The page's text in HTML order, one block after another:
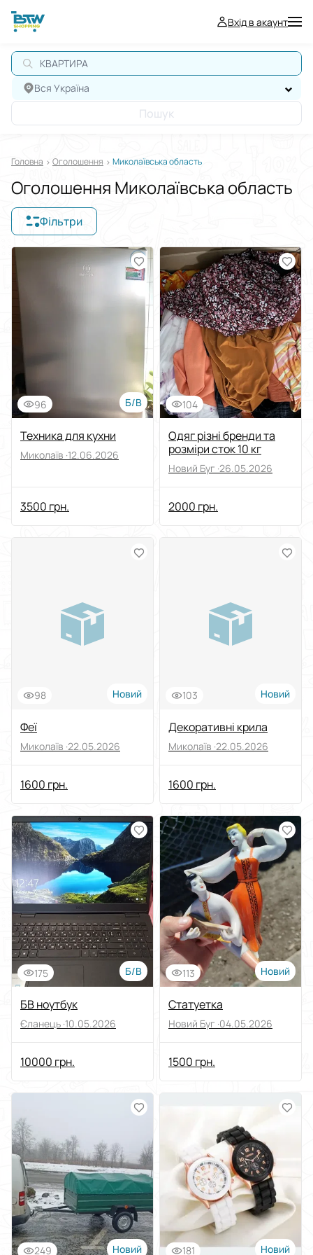
Вхід в акаунт
Вся Україна
Пошук
Головна Оголошення Миколаївська область
Оголошення Миколаївська область
Фільтри
Відображати в $€₴
Від До
Стан
Застосувати
Скинути все
96 Б/В
Техника для кухни
Миколаїв ·12.06.2026
3500 грн.
104
Одяг різні бренди та
розміри сток 10 кг
Новий Буг ·26.05.2026
2000 грн.
98 Новий
Феї
Миколаїв ·22.05.2026
1600 грн.
103 Новий
Декоративні крила
Миколаїв ·22.05.2026
1600 грн.
175 Б/В
БВ ноутбук
Єланець ·10.05.2026
10000 грн.
113 Новий
Статуетка
Новий Буг ·04.05.2026
1500 грн.
249 Новий 181 Новий